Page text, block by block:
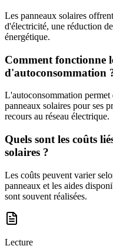
Les panneaux solaires
d'électricité, une réduction
énergétique.
Comment fonctionne
d'autoconsommation
L'autoconsommation
panneaux solaires pour ses
recours au réseau électrique.
Quels sont les coûts
solaires ?
Les coûts peuvent varier
panneaux et les aides
sont souvent réalisées.
Lecture